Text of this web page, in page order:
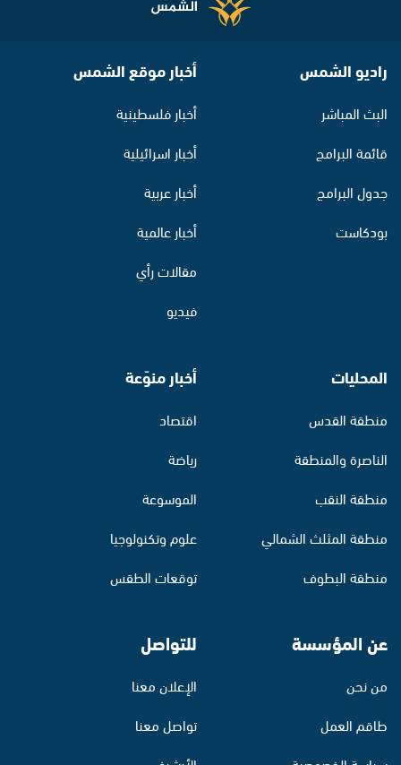
راديو الشمس
البث المباشر
قائمة البرامج
جدول البرامج
بودكاست
أخبار موقع الشمس
أخبار فلسطينية
أخبار اسرائيلية
أخبار عربية
أخبار عالمية
مقالات رأي
فيديو
المحليات
منطقة القدس
الناصرة والمنطقة
منطقة النقب
منطقة المثلث الشمالي
منطقة البطوف
أخبار منوّعة
اقتصاد
رياضة
الموسوعة
علوم وتكنولوجيا
توقعات الطقس
عن المؤسسة
من نحن
طاقم العمل
للتواصل
الإعلان معنا
تواصل معنا